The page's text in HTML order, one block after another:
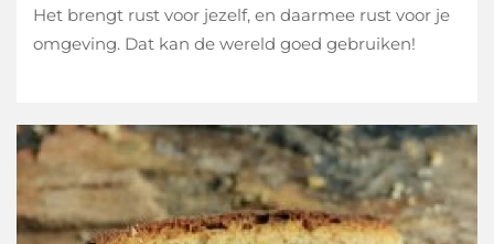
Het brengt rust voor jezelf, en daarmee rust voor je
omgeving. Dat kan de wereld goed gebruiken!